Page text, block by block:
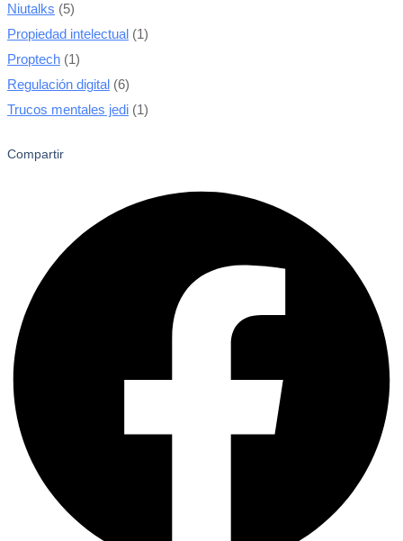
Niutalks (5)
Propiedad intelectual (1)
Proptech (1)
Regulación digital (6)
Trucos mentales jedi (1)
Compartir